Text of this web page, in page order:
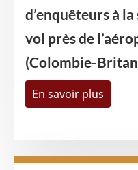
d’enquêteurs à
vol près de
(Colombie-
En savoir plus